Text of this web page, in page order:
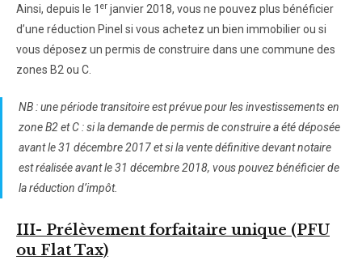
Ainsi, depuis le 1 er janvier 2018, vous ne pouvez plus bénéficier
d’une réduction Pinel si vous achetez un bien immobilier ou si
vous déposez un permis de construire dans une commune des
zones B2 ou C.
NB : une période transitoire est prévue pour les investissements en
zone B2 et C : si la demande de permis de construire a été déposée
avant le 31 décembre 2017 et si la vente définitive devant notaire
est réalisée avant le 31 décembre 2018, vous pouvez bénéficier de
la réduction d’impôt.
III- Prélèvement forfaitaire unique (PFU
ou Flat Tax)